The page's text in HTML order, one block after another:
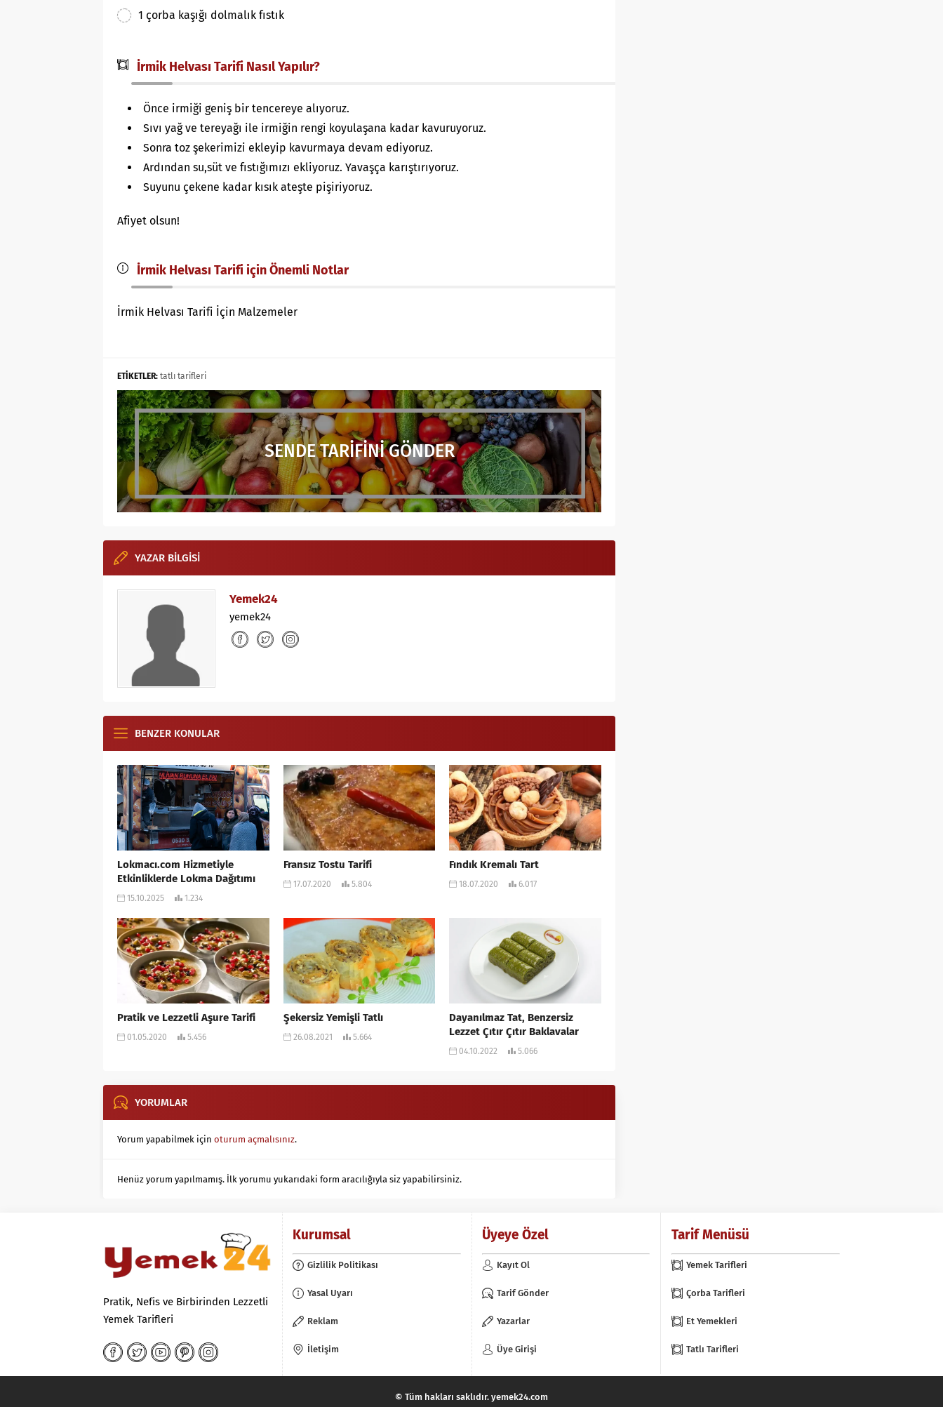
1 çorba kaşığı dolmalık fıstık
İrmik Helvası Tarifi Nasıl Yapılır?
Önce irmiği geniş bir tencereye alıyoruz.
Sıvı yağ ve tereyağı ile irmiğin rengi koyulaşana kadar kavuruyoruz.
Sonra toz şekerimizi ekleyip kavurmaya devam ediyoruz.
Ardından su,süt ve fıstığımızı ekliyoruz. Yavaşça karıştırıyoruz.
Suyunu çekene kadar kısık ateşte pişiriyoruz.
Afiyet olsun!
İrmik Helvası Tarifi için Önemli Notlar
İrmik Helvası Tarifi İçin Malzemeler
ETİKETLER: tatlı tarifleri
SENDE TARİFİNİ GÖNDER
YAZAR BİLGİSİ
Yemek24
yemek24
BENZER KONULAR
Lokmacı.com Hizmetiyle
Etkinliklerde Lokma Dağıtımı
15.10.2025 1.234
Fransız Tostu Tarifi
17.07.2020 5.804
Fındık Kremalı Tart
18.07.2020 6.017
Pratik ve Lezzetli Aşure Tarifi
01.05.2020 5.456
Şekersiz Yemişli Tatlı
26.08.2021 5.664
Dayanılmaz Tat, Benzersiz
Lezzet Çıtır Çıtır Baklavalar
04.10.2022 5.066
YORUMLAR
Yorum yapabilmek için oturum açmalısınız.
Henüz yorum yapılmamış. İlk yorumu yukarıdaki form aracılığıyla siz yapabilirsiniz.
Pratik, Nefis ve Birbirinden Lezzetli
Yemek Tarifleri
Kurumsal
Gizlilik Politikası
Yasal Uyarı
Reklam
İletişim
Üyeye Özel
Kayıt Ol
Tarif Gönder
Yazarlar
Üye Girişi
Tarif Menüsü
Yemek Tarifleri
Çorba Tarifleri
Et Yemekleri
Tatlı Tarifleri
© Tüm hakları saklıdır. yemek24.com